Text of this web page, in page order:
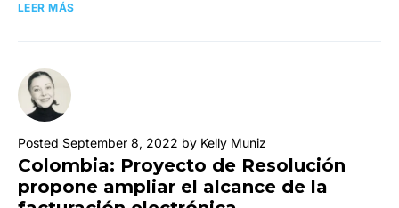
LEER MÁS
Posted September 8, 2022 by Kelly Muniz
Colombia: Proyecto de Resolución
propone ampliar el alcance de la